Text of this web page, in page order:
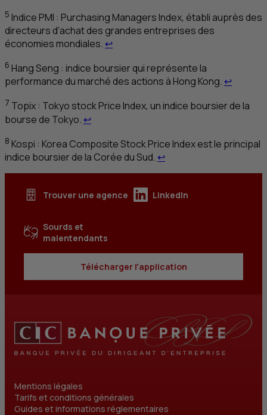
5 Indice PMI : Purchasing Managers Index, établi auprès des
directeurs d’achat des grandes entreprises des
économies mondiales. ↩Retour au renvoi 5
6 Hang Seng : indice boursier qui représente la
performance du marché des actions à Hong Kong. ↩Retour
7 Topix : Tokyo stock Price Index, un indice boursier de la
bourse de Tokyo. ↩Retour au renvoi 7
8 Kospi : Korea Composite Stock Price Indexest le principal
indice boursier de la Corée du Sud. ↩Retour au renvoi 8
Trouver une agence LinkedIn
Sourds et
malentendants
Télécharger l'application
Mentions légales
Tarifs et conditions générales
Guides et informations réglementaires